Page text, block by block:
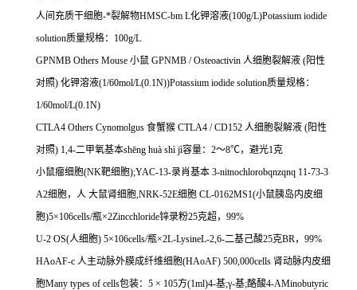
人间充质干细胞-*裂解物HMSC-bm L化钾溶液(100g/L)Potassium iodide
solution质量规格： 100g/L
GPNMB Others Mouse 小鼠 GPNMB / Osteoactivin 人细胞裂解液 (阳性
对照) 化钾溶液(1/60mol/L(0.1N))Potassium iodide solution质量规格：
1/60mol/L(0.1N)
CTLA4 Others Cynomolgus 食蟹猴 CTLA4 / CD152 人细胞裂解液 (阳性
对照) 1,4-二甲氧基本shēng huà shì jì容量： 2～8℃，避光1克
小鼠瘤细胞(NK靶细胞);YAC-13-录肖基本 3-nitnochlorobqnzqnq 11-73-3
A2细胞，人 大鼠肾细胞,NRK-52E细胞 CL-0162MS1(小鼠胰岛内皮细
胞)5×106cells/瓶×2Zincchloride锌录粉25克超， 99%
U-2 OS(人细胞) 5×106cells/瓶×2L-LysineL-2,6-二基己酸25克BR， 99%
HAoAF-c 人主动脉外膜成纤维细胞(HAoAF) 500,000cells 肾动脉内皮细
胞Many types of cells包装： 5 × 105方(1ml)4-基;γ-基;酪酸4-AMinobutyric